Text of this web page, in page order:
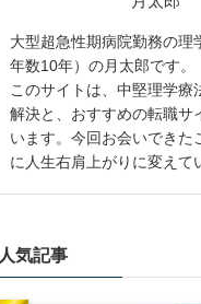
大型超急性期病院勤務の理
年数10年）の月太郎です。
このサイトは、中堅理学療
解決と、おすすめの転職サ
います。今回お会いできた
に人生右肩上がりに変えて
人気記事